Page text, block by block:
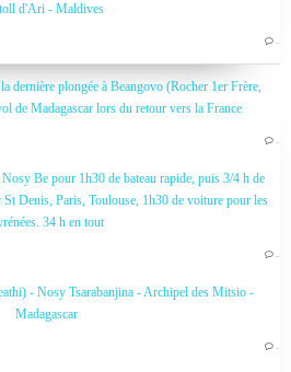
d'Ari - Maldives
…
dernière plongée à Beangovo (Rocher 1er Frère,
de Madagascar lors du retour vers la France
…
Be pour 1h30 de bateau rapide, puis 3/4 h de
Denis, Paris, Toulouse, 1h30 de voiture pour les
34 h en tout
…
- Nosy Tsarabanjina - Archipel des Mitsio -
Madagascar
…